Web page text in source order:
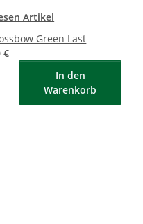
Artikel
Green Last
€
In den
Warenkorb